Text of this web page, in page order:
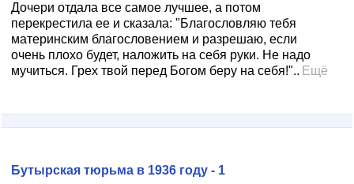
Дочери отдала все самое лучшее, а потом
перекрестила ее и сказала: "Благословляю тебя
материнским благословением и разрешаю, если
очень плохо будет, наложить на себя руки. Не надо
мучиться. Грех твой перед Богом беру на себя!".. Ещё
Бутырская тюрьма в 1936 году - 1